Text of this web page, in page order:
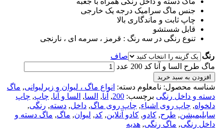
جنس ماگ سرامیک درجه یک خارجی
چاپ ثابت و ماندگاری بالا
قابل شستشو
تنوع رنگی در سه رنگ : قرمز ، سرمه ای ، نارنجی
رنگ
صاف
ماگ طرح السا و آنا کد 200 عدد
افزودن به سبد خرید
شناسه محصول: نامعلوم دسته: انواع ماگ ، لیوان و زیرلیوانی, ماگ
دسته و داخل رنگی برچسب: 200
, آنا, السا, السا و آنا, چاپ, چاپ
دلخواه, چاپ روی اشیاء, چاپ روی ماگ, داخل, دسته, رنگی,
سابلیمیشن, طرح, کادو, کادو آنلاین, کد, لیوان, ماگ, ماگ دسته و
داخل رنگی, ماگ رنگی, هدیه